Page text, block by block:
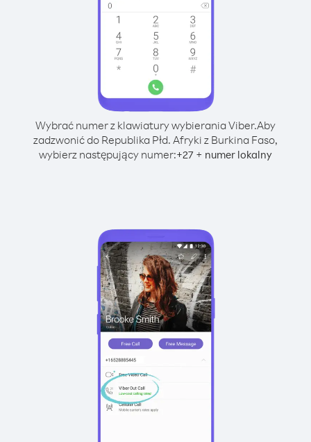
Wybrać numer z klawiatury wybierania Viber.Aby
zadzwonić do Republika Płd. Afryki z Burkina Faso,
wybierz następujący numer:+27 + numer lokalny